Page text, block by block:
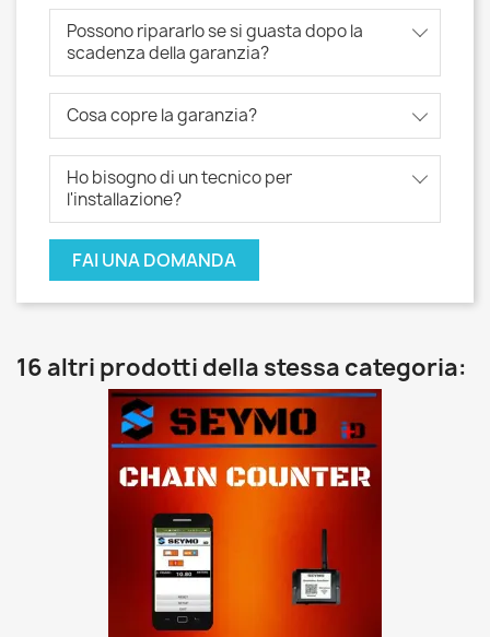
Possono ripararlo se si guasta dopo la
scadenza della garanzia?
Cosa copre la garanzia?
Ho bisogno di un tecnico per
l'installazione?
FAI UNA DOMANDA
16 altri prodotti della stessa categoria: